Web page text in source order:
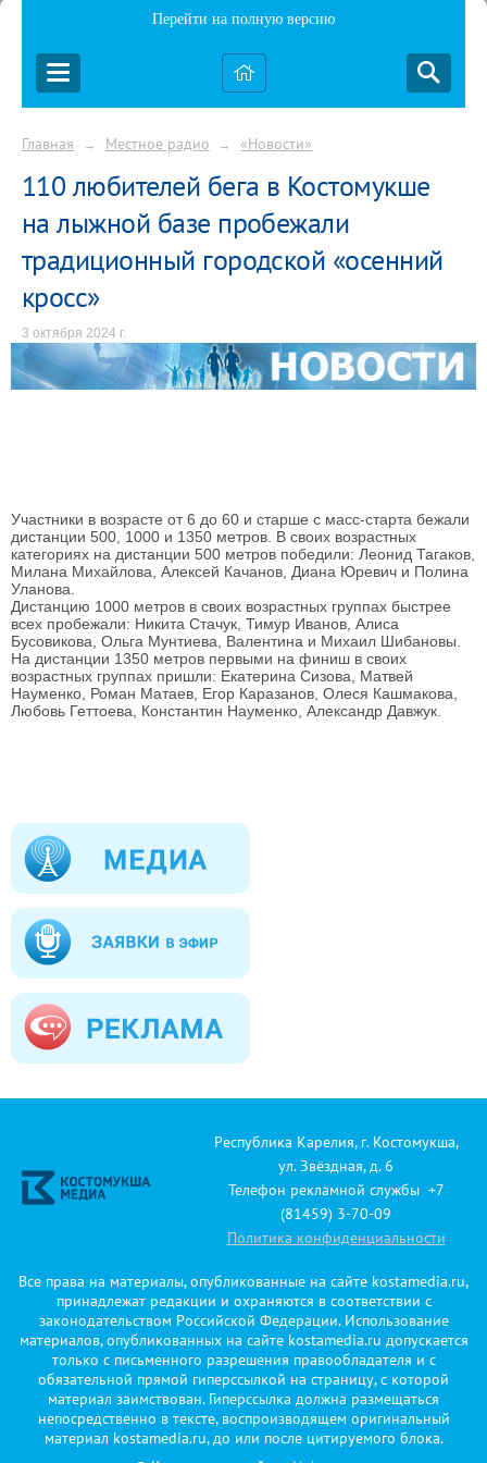
Перейти на полную версию
Главная → Местное радио → «Новости»
110 любителей бега в Костомукше
на лыжной базе пробежали
традиционный городской «осенний
кросс»
3 октября 2024 г.
Участники в возрасте от 6 до 60 и старше с масс-старта бежали
дистанции 500, 1000 и 1350 метров. В своих возрастных
категориях на дистанции 500 метров победили: Леонид Тагаков,
Милана Михайлова, Алексей Качанов, Диана Юревич и Полина
Уланова.
Дистанцию 1000 метров в своих возрастных группах быстрее
всех пробежали: Никита Стачук, Тимур Иванов, Алиса
Бусовикова, Ольга Мунтиева, Валентина и Михаил Шибановы.
На дистанции 1350 метров первыми на финиш в своих
возрастных группах пришли: Екатерина Сизова, Матвей
Науменко, Роман Матаев, Егор Каразанов, Олеся Кашмакова,
Любовь Геттоева, Константин Науменко, Александр Давжук.
Республика Карелия, г. Костомукша,
ул. Звёздная, д. 6
Телефон рекламной службы +7
(81459) 3-70-09
Политика конфиденциальности
Все права на материалы, опубликованные на сайте kostamedia.ru,
принадлежат редакции и охраняются в соответствии с
законодательством Российской Федерации. Использование
материалов, опубликованных на сайте kostamedia.ru допускается
только с письменного разрешения правообладателя и с
обязательной прямой гиперссылкой на страницу, с которой
материал заимствован. Гиперссылка должна размещаться
непосредственно в тексте, воспроизводящем оригинальный
материал kostamedia.ru, до или после цитируемого блока.